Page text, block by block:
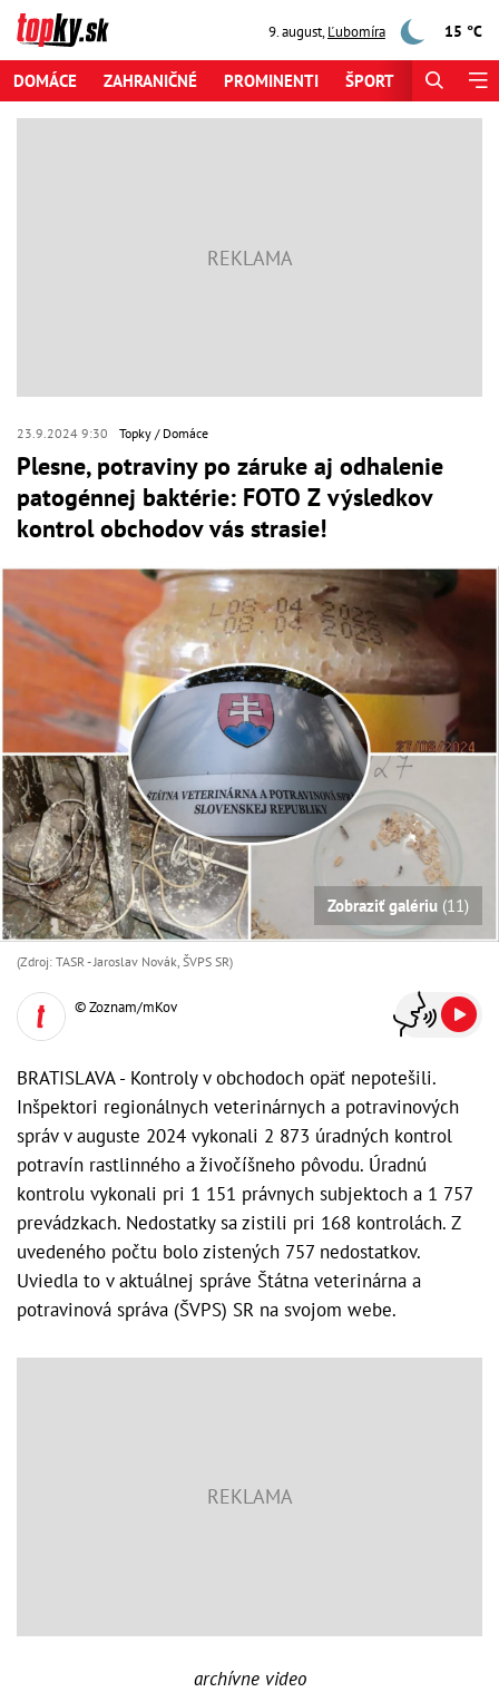
9. august,Ľubomíra 15 °C
DOMÁCE ZAHRANIČNÉ PROMINENTI ŠPORT
23.9.2024 9:30 Topky Domáce
Plesne, potraviny po záruke aj odhalenie
patogénnej baktérie: FOTO Z výsledkov
kontrol obchodov vás strasie!
Zobraziť galériu (11)
(Zdroj: TASR - Jaroslav Novák, ŠVPS SR)
© Zoznam/mKov
BRATISLAVA - Kontroly v obchodoch opäť nepotešili.
Inšpektori regionálnych veterinárnych a potravinových
správ v auguste 2024 vykonali 2 873 úradných kontrol
potravín rastlinného a živočíšneho pôvodu. Úradnú
kontrolu vykonali pri 1 151 právnych subjektoch a 1 757
prevádzkach. Nedostatky sa zistili pri 168 kontrolách. Z
uvedeného počtu bolo zistených 757 nedostatkov.
Uviedla to v aktuálnej správe Štátna veterinárna a
potravinová správa (ŠVPS) SR na svojom webe.
archívne video